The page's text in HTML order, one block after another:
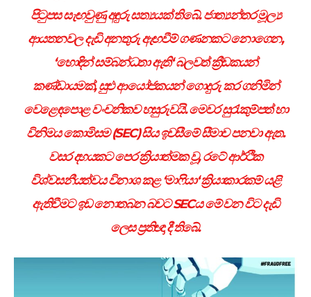
පිටුපස සැඟවුණු අඳුරු සත්‍යයක් තිබේ. ජාත්‍යන්තර මූල්‍ය
ආයතනවල දැඩි අනතුරු ඇඟවීම් ගණනකට නොගෙන,
‘හොඳින් සම්බන්ධතා ඇති‘බලවත් ක්‍රීඩකයන්
කණ්ඩායමක්,සුළු ආයෝජකයන් ගොදුරු කර ගනිමින්
වෙළෙඳපොළ වංචනිකව හසුරුවයි. මෙවර සුරැකුම්පත් හා
විනිමය කොමිසම (SEC)සිය ඉවසීමේ සීමාව පනවා ඇත.
වසර දහයකට පෙර ක්‍රියාත්මක වූ,රටේ ආර්ථික
විශ්වසනීයත්වය විනාශ කළ‘මාෆියා‘ක්‍රියාකාරකම් යළි
ඇතිවීමට ඉඩ නොතබන බවටSECය මේ වන විට දැඩි
ලෙස ප්‍රතිඥා දී තිබේ.